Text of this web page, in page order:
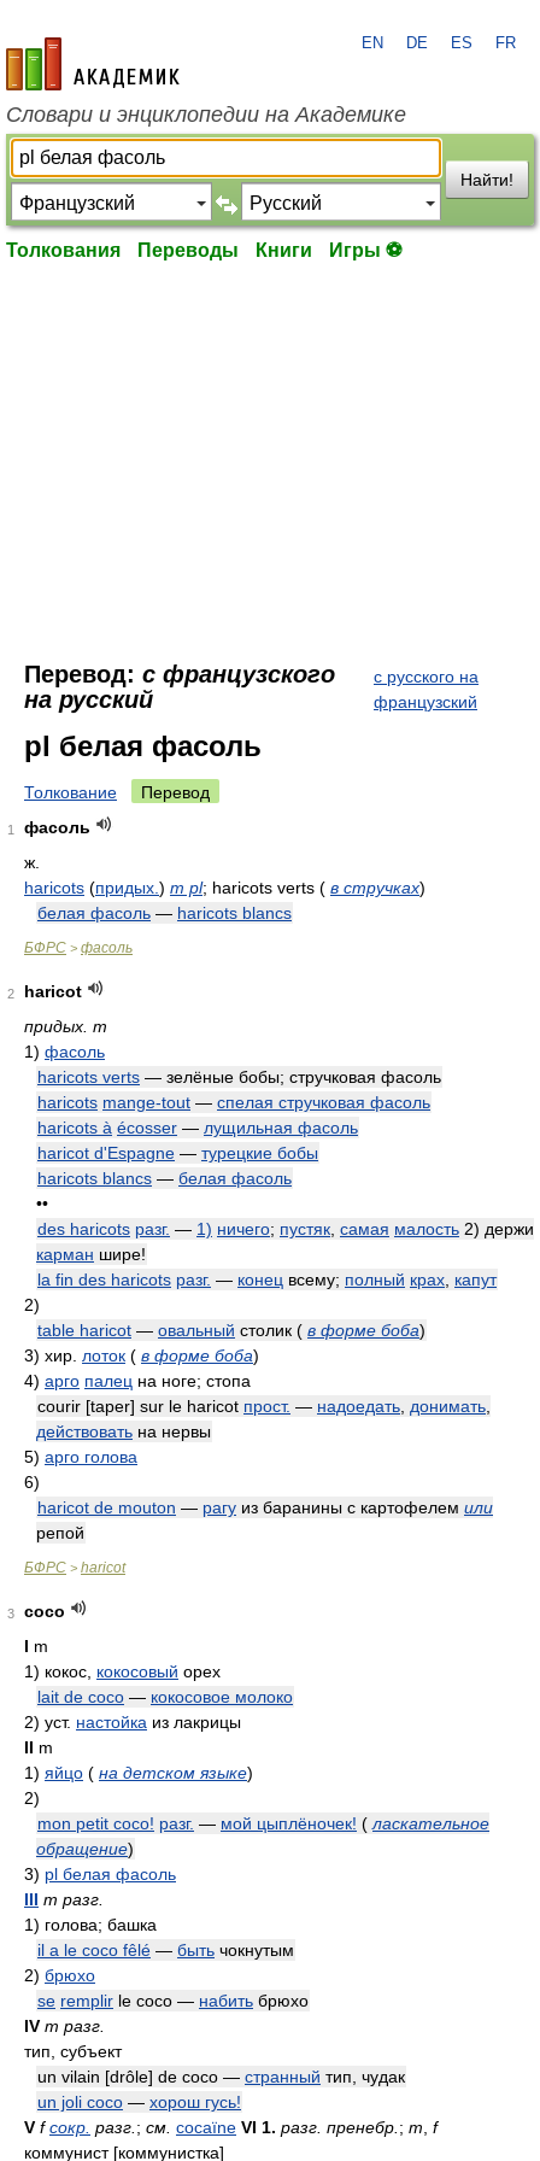
academic.ru
EN DE ES FR
Словари и энциклопедии на Академике
Найти!
Толкования Переводы Книги Игры ⚽
Перевод: с французского
на русский
с русского на
французский
pl белая фасоль
Толкование Перевод
1
фасоль
ж.
haricots (придых. ) m pl; haricots verts ( в стручках)
белая фасоль — haricots blancs
БФРС > фасоль
2
haricot
придых. m
1) фасоль
haricots verts — зелёные бобы; стручковая фасоль
haricots mange-tout — спелая стручковая фасоль
haricots à écosser — лущильная фасоль
haricot d'Espagne — турецкие бобы
haricots blancs — белая фасоль
••
des haricots разг. — 1) ничего; пустяк самая малость 2) держи
карман шире!
la fin des haricots разг. — конец всему; полный крах капут
2)
table haricot — овальный столик ( в форме боба)
3) хир. лоток ( в форме боба)
4) арго палец на ноге; стопа
courir [taper] sur le haricot прост. — надоедать донимать
действовать на нервы
5) арго голова
6)
haricot de mouton — рагу из баранины с картофелем или
репой
БФРС > haricot
3
coco
I m
1) кокос, кокосовый орех
lait de coco — кокосовое молоко
2) уст. настойка из лакрицы
II m
1) яйцо ( на детском языке)
2)
mon petit coco! разг. — мой цыплёночек! ( ласкательное
обращение)
3) pl белая фасоль
III m разг.
1) голова; башка
il a le coco fêlé — быть чокнутым
2) брюхо
se remplir le coco — набить брюхо
IV m разг.
тип, субъект
un vilain [drôle] de coco — странный тип, чудак
un joli coco — хорош гусь!
V fсокр. разг. ; см. cocaïne VI 1. разг. пренебр. ; m f
коммунист [коммунистка]